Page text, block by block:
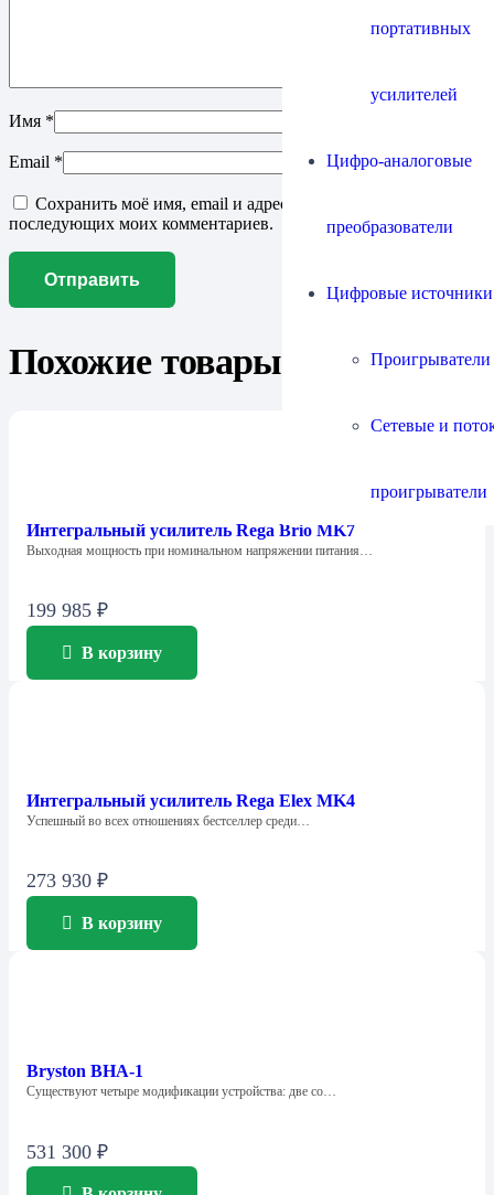
портативных
усилителей
Цифро-аналоговые
преобразователи
Цифровые источники
Сетевые и
проигрыватели
Имя *
Email *
Сохранить моё имя, email и адрес сайта в этом браузере для
последующих моих комментариев.
Похожие товары
Интегральный усилитель Rega Brio MK7
Выходная мощность при номинальном напряжении питания…
199 985 ₽
В корзину
Интегральный усилитель Rega Elex MK4
Успешный во всех отношениях бестселлер среди…
273 930 ₽
В корзину
Bryston BHA-1
Существуют четыре модификации устройства: две со…
531 300 ₽